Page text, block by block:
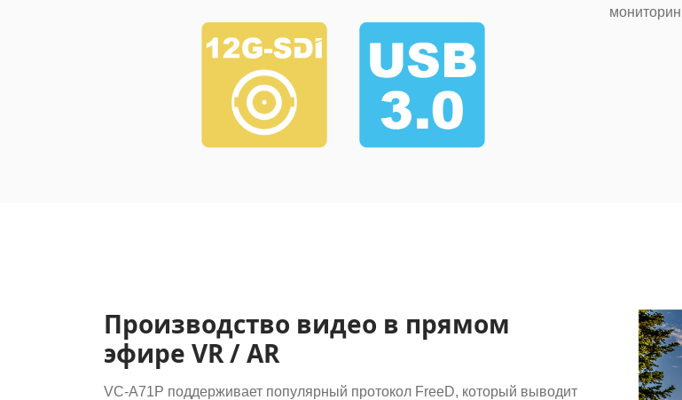
Производство видео в прямом
эфире VR / AR
VC-A71P поддерживает популярный протокол FreeD, который выводит